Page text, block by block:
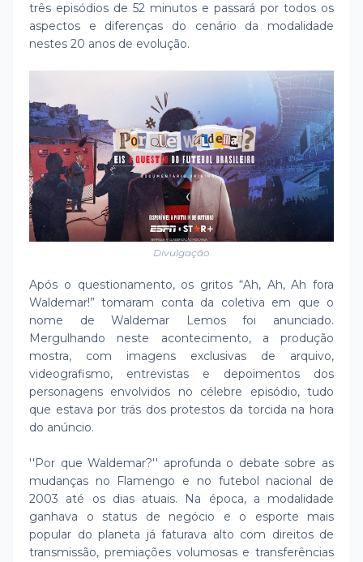
três episódios de 52 minutos e passará por todos os
aspectos e diferenças do cenário da modalidade
nestes 20 anos de evolução.
Divulgação
Após o questionamento, os gritos “Ah, Ah, Ah fora
Waldemar!” tomaram conta da coletiva em que o
nome de Waldemar Lemos foi anunciado.
Mergulhando neste acontecimento, a produção
mostra, com imagens exclusivas de arquivo,
videografismo, entrevistas e depoimentos dos
personagens envolvidos no célebre episódio, tudo
que estava por trás dos protestos da torcida na hora
do anúncio.
''Por que Waldemar?'' aprofunda o debate sobre as
mudanças no Flamengo e no futebol nacional de
2003 até os dias atuais. Na época, a modalidade
ganhava o status de negócio e o esporte mais
popular do planeta já faturava alto com direitos de
transmissão, premiações volumosas e transferências